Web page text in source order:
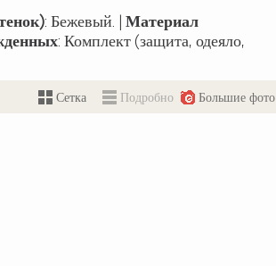
: Бежевый. | Материал
: Комплект (защита, одеяло,
Сетка Подробно Большие фото